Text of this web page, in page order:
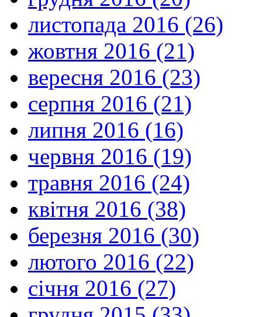
листопада 2016 (26)
жовтня 2016 (21)
вересня 2016 (23)
серпня 2016 (21)
липня 2016 (16)
червня 2016 (19)
травня 2016 (24)
квітня 2016 (38)
березня 2016 (30)
лютого 2016 (22)
січня 2016 (27)